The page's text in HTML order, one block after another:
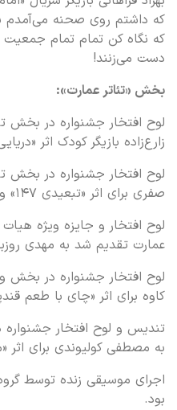
که داشتم روی صحنه می‌آمدم
که نگاه کن تمام تمام جمعیت
دست می‌زنند!
بخش «تئاتر عمارت»:
لوح افتخار جشنواره در بخش
زارع‌زاده بازیگر کودک اثر
لوح افتخار جشنواره در بخش
صفری برای اثر «تبعیدی ۱۴۷» و «بهار شیراز»
لوح افتخار و جایزه ویژه
عمارت تقدیم شد به مهدی
لوح افتخار جشنواره در بخش
کاوه برای اثر «چای با طعم
تندیس و لوح افتخار جشنواره
به مصطفی کولیوندی برای
اجرای موسیقی زنده توسط
بود.